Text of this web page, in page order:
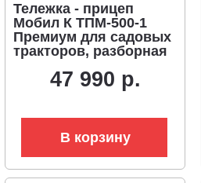
Тележка - прицеп
Мобил К ТПМ-500-1
Премиум для садовых
тракторов, разборная
опрокидывания
(оцинкованная сталь,
кг)
47 990 р.
В корзину